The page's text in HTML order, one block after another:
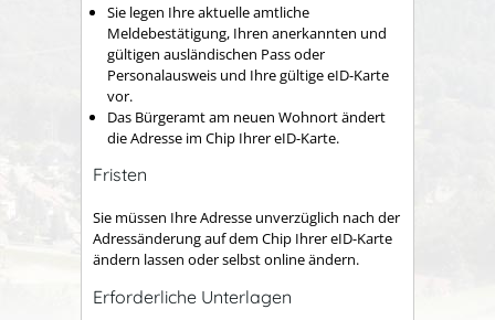
Sie legen Ihre aktuelle amtliche
Meldebestätigung, Ihren anerkannten und
gültigen ausländischen Passoder
Personalausweis und Ihre gültige eID-Karte
vor.
Das Bürgeramt am neuen Wohnort ändert
die Adresse im Chip Ihrer eID-Karte.
Fristen
Sie müssen Ihre Adresse unverzüglich nach der
Adressänderung auf dem Chip Ihrer eID-Karte
ändern lassen oder selbst online ändern.
Erforderliche Unterlagen